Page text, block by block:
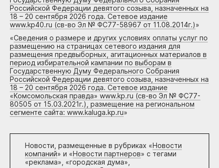
Российской Федерации девятого созыва, назначенных на
18 – 20 сентября 2026 года. Сетевое издание
www.kp40.ru (св-во Эл № ФС77-58967 от 11.08.2014г.)»
«Сведения о размере и других условиях оплаты услуг по
размещению на страницах сетевого издания для
размещения предвыборных, агитационных материалов в
период избирательной кампании по выборам в
Государственную Думу Федерального Собрания
Российской Федерации девятого созыва, назначенных на
18 – 20 сентября 2026 года. Сетевое издание
«Комсомольская правда» www.kp.ru (св-во Эл № ФС77-
80505 от 15.03.2021г.), размещение на региональном
сегменте сайта: www.kaluga.kp.ru»
Новости, размещенные в рубриках «Новости
компаний» и «Новости партнеров» с тегами
«реклама», «городская дума»,